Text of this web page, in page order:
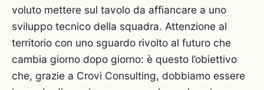
voluto mettere sul tavolo da affiancare a uno
sviluppo tecnico della squadra. Attenzione al
territorio con uno sguardo rivolto al futuro che
cambia giorno dopo giorno: è questo l’obiettivo
che, grazie a Crovi Consulting, dobbiamo essere